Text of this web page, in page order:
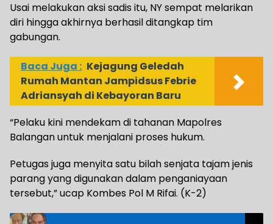
Usai melakukan aksi sadis itu, NY sempat melarikan
diri hingga akhirnya berhasil ditangkap tim
gabungan.
Baca Juga : Kejagung Geledah
Rumah Mantan Jampidsus Febrie
Adriansyah di Kebayoran Baru
“Pelaku kini mendekam di tahanan Mapolres
Balangan untuk menjalani proses hukum.
Petugas juga menyita satu bilah senjata tajam jenis
parang yang digunakan dalam penganiayaan
tersebut,” ucap Kombes Pol M Rifai. (K-2)